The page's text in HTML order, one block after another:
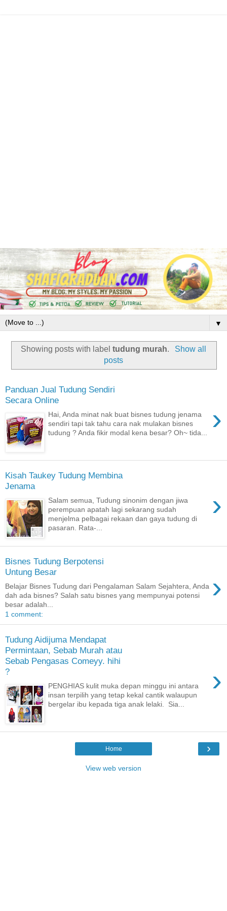
▼
Showing posts with labeltudung murah.
Show all
posts
Panduan Jual Tudung Sendiri
Secara Online
›
Hai, Anda minat nak buat bisnes tudung jenama
sendiri tapi tak tahu cara nak mulakan bisnes
tudung ? Anda fikir modal kena besar? Oh~ tida...
Kisah Taukey Tudung Membina
Jenama
›
Salam semua, Tudung sinonim dengan jiwa
perempuan apatah lagi sekarang sudah
menjelma pelbagai rekaan dan gaya tudung di
pasaran. Rata-...
Bisnes Tudung Berpotensi
Untung Besar
›
Belajar Bisnes Tudung dari Pengalaman Salam Sejahtera, Anda
dah ada bisnes? Salah satu bisnes yang mempunyai potensi
besar adalah...
1 comment:
Tudung Aidijuma Mendapat
Permintaan, Sebab Murah atau
Sebab Pengasas Comeyy. hihi
?
›
PENGHIAS kulit muka depan minggu ini antara
insan terpilih yang tetap kekal cantik walaupun
bergelar ibu kepada tiga anak lelaki. Sia...
›
Home
View web version